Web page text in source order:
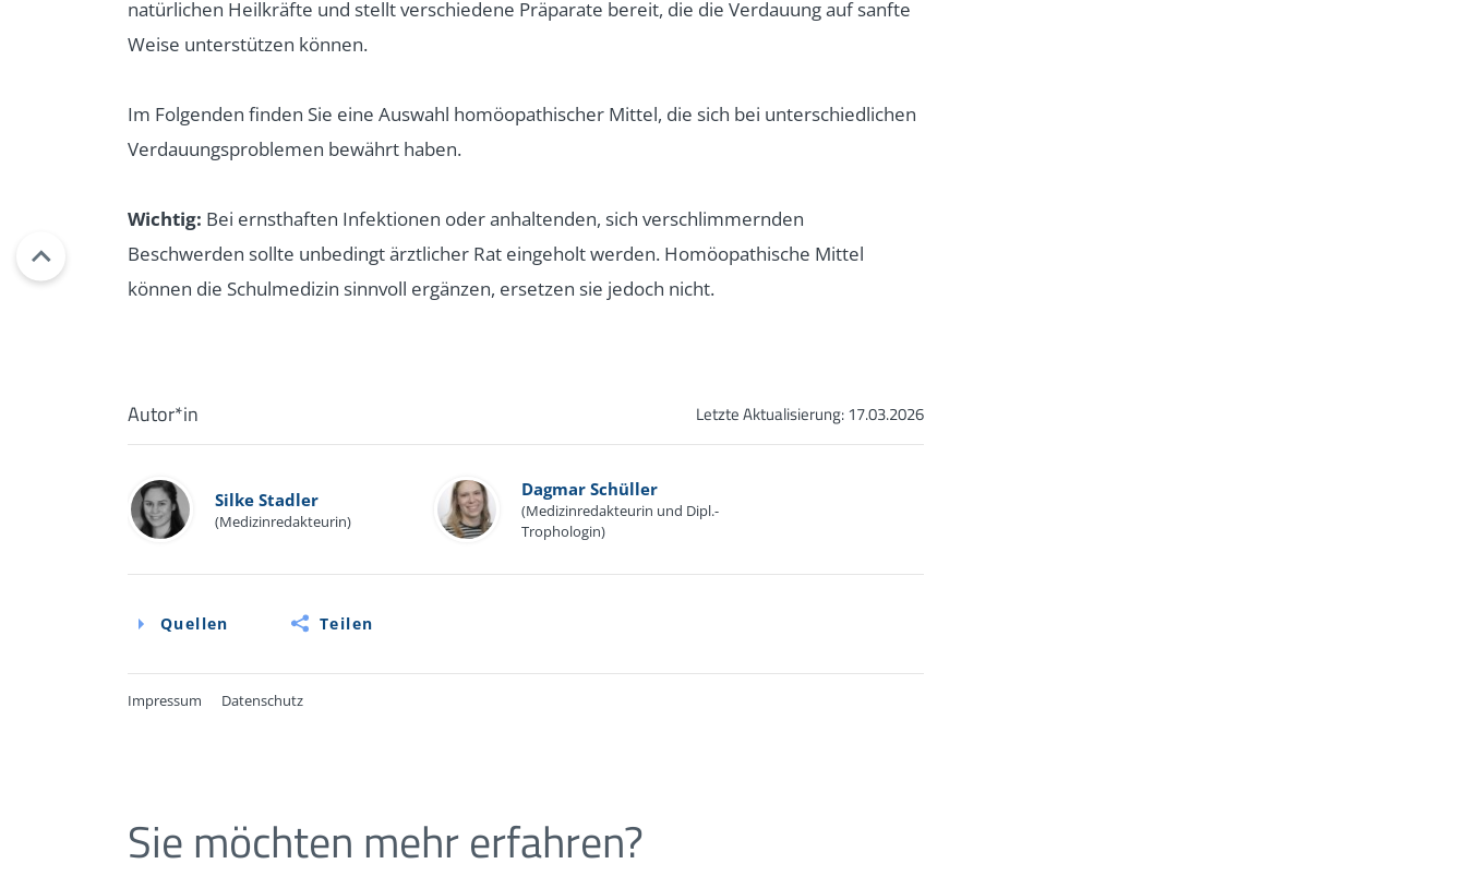
natürlichen Heilkräfte und stellt verschiedene Präparate bereit, die die Verdauung auf sanfte
Weise unterstützen können.
Im Folgenden finden Sie eine Auswahl homöopathischer Mittel, die sich bei unterschiedlichen
Verdauungsproblemen bewährt haben.
Wichtig: Bei ernsthaften Infektionen oder anhaltenden, sich verschlimmernden
Beschwerden sollte unbedingt ärztlicher Rat eingeholt werden. Homöopathische Mittel
können die Schulmedizin sinnvoll ergänzen, ersetzen sie jedoch nicht.
Letzte Aktualisierung:17.03.2026
Autor*in
Silke Stadler
(Medizinredakteurin)
Dagmar Schüller
(Medizinredakteurin und Dipl.-
Trophologin)
Quellen Teilen
Impressum Datenschutz
Online-Informationen der Deutschen Gesellschaft für Ernährung:
Sie möchten mehr erfahren?